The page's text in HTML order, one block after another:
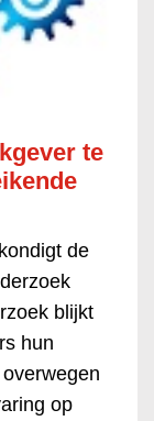
te
de
blijkt
hun
op